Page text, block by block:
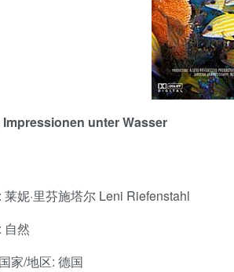
Impressionen unter Wasser
莱妮·里芬施塔尔 Leni Riefenstahl
自然
家/地区: 德国